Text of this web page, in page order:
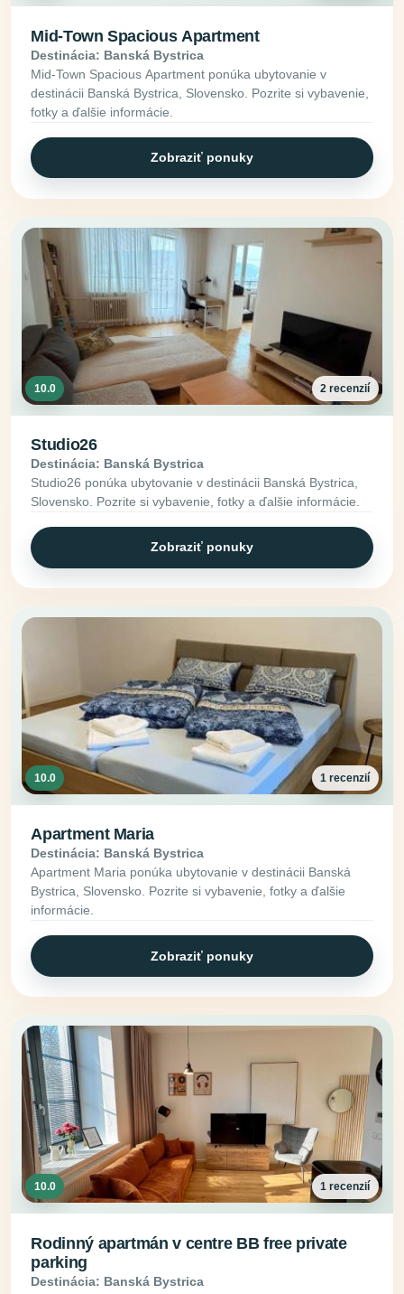
Mid-Town Spacious Apartment
Destinácia: Banská Bystrica
Mid-Town Spacious Apartment ponúka ubytovanie v
destinácii Banská Bystrica, Slovensko. Pozrite si vybavenie,
fotky a ďalšie informácie.
Zobraziť ponuky
10.0 2 recenzií
Studio26
Destinácia: Banská Bystrica
Studio26 ponúka ubytovanie v destinácii Banská Bystrica,
Slovensko. Pozrite si vybavenie, fotky a ďalšie informácie.
Zobraziť ponuky
10.0 1 recenzií
Apartment Maria
Destinácia: Banská Bystrica
Apartment Maria ponúka ubytovanie v destinácii Banská
Bystrica, Slovensko. Pozrite si vybavenie, fotky a ďalšie
informácie.
Zobraziť ponuky
10.0 1 recenzií
Rodinný apartmán v centre BB free private
parking
Destinácia: Banská Bystrica